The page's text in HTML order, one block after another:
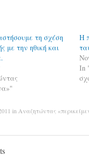
τη σχέση
με την ηθική και
Η
In
in Αναζητώντας